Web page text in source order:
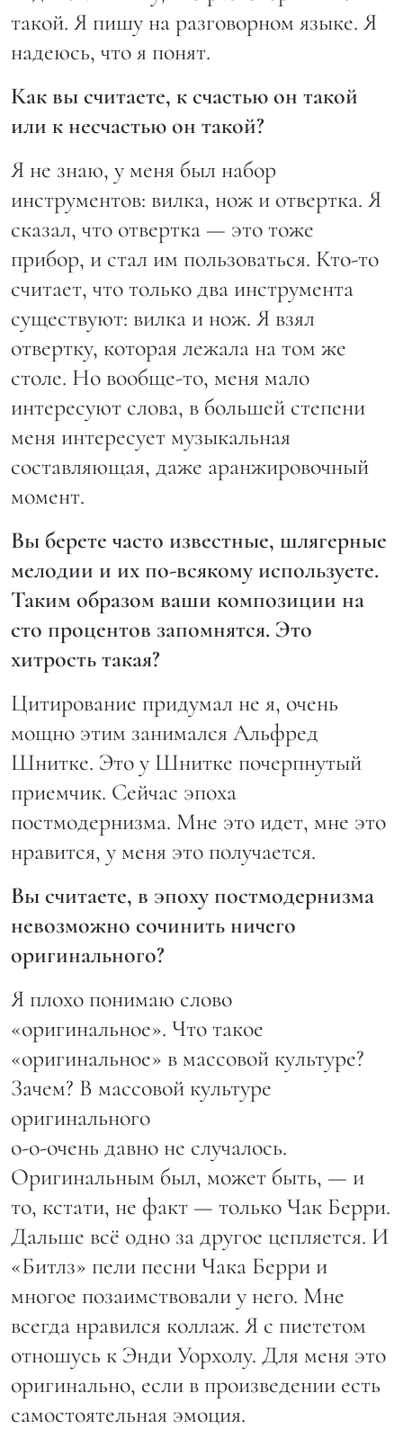
такой. Я пишу на разговорном языке. Я
надеюсь, что я понят.
Как вы считаете, к счастью он такой
или к несчастью он такой?
Я не знаю, у меня был набор
инструментов: вилка, нож и отвертка. Я
сказал, что отвертка — это тоже
прибор, и стал им пользоваться. Кто-то
считает, что только два инструмента
существуют: вилка и нож. Я взял
отвертку, которая лежала на том же
столе. Но вообще-то, меня мало
интересуют слова, в большей степени
меня интересует музыкальная
составляющая, даже аранжировочный
момент.
Вы берете часто известные, шлягерные
мелодии и их по-всякому используете.
Таким образом ваши композиции на
сто процентов запомнятся. Это
хитрость такая?
Цитирование придумал не я, очень
мощно этим занимался Альфред
Шнитке. Это у Шнитке почерпнутый
приемчик. Сейчас эпоха
постмодернизма. Мне это идет, мне это
нравится, у меня это получается.
Вы считаете, в эпоху постмодернизма
невозможно сочинить ничего
оригинального?
Я плохо понимаю слово
«оригинальное». Что такое
«оригинальное» в массовой культуре?
Зачем? В массовой культуре
оригинального
о-о-очень давно не случалось.
Оригинальным был, может быть, — и
то, кстати, не факт — только Чак Берри.
Дальше всё одно за другое цепляется. И
«Битлз» пели песни Чака Берри и
многое позаимствовали у него. Мне
всегда нравился коллаж. Я с пиететом
отношусь к Энди Уорхолу. Для меня это
оригинально, если в произведении есть
самостоятельная эмоция.